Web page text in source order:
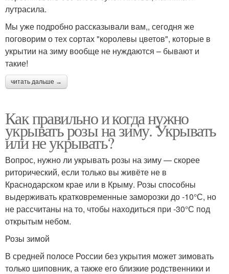
лутрасила.
Мы уже подробно рассказывали вам,, сегодня же
поговорим о тех сортах "королевы цветов", которые в
укрытии на зиму вообще не нуждаются – бывают и
такие!
читать дальше →
Как правильно и когда нужно
укрывать розы на зиму. Укрывать
или не укрывать?
Вопрос, нужно ли укрывать розы на зиму — скорее
риторический, если только вы живёте не в
Краснодарском крае или в Крыму. Розы способны
выдерживать кратковременные заморозки до -10°С, но
не рассчитаны на то, чтобы находиться при -30°С под
открытым небом.
Розы зимой
В средней полосе России без укрытия может зимовать
только шиповник, а также его близкие родственники и